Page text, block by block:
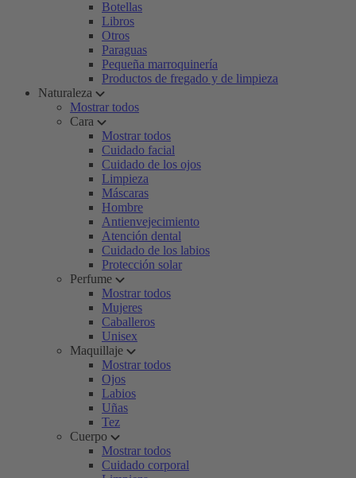
Botellas
Libros
Otros
Paraguas
Pequeña marroquinería
Productos de fregado y de limpieza
Naturaleza
Mostrar todos
Cara
Mostrar todos
Cuidado facial
Cuidado de los ojos
Limpieza
Máscaras
Hombre
Antienvejecimiento
Atención dental
Cuidado de los labios
Protección solar
Perfume
Mostrar todos
Mujeres
Caballeros
Unisex
Maquillaje
Mostrar todos
Ojos
Labios
Uñas
Tez
Cuerpo
Mostrar todos
Cuidado corporal